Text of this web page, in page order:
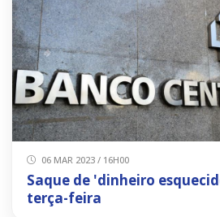
06 MAR 2023 / 16H00
Saque de 'dinheiro
terça-feira